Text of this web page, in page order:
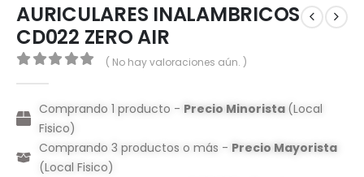
AURICULARES INALAMBRICOS
CD022 ZERO AIR
( No hay valoraciones aún. )
Comprando 1 producto - Precio Minorista (Local
Fisico)
Comprando 3 productos o más - Precio Mayorista
(Local Fisico)